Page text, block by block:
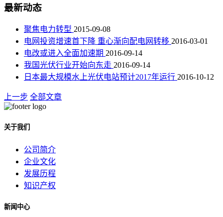
最新动态
聚焦电力转型 2015-09-08
电网投资增速首下降 重心渐向配电网转移 2016-03-01
电改或进入全面加速期 2016-09-14
我国光伏行业开始向东走 2016-09-14
日本最大规模水上光伏电站预计2017年运行 2016-10-12
上一步 全部文章
关于我们
公司简介
企业文化
发展历程
知识产权
新闻中心